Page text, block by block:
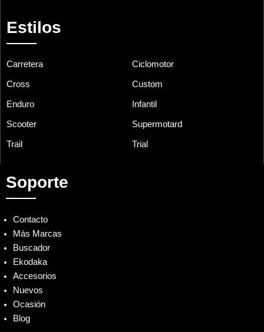
Estilos
Carretera Ciclomotor
Cross Custom
Enduro Infantil
Scooter Supermotard
Trail Trial
Soporte
Contacto
Más Marcas
Buscador
Ekodaka
Accesorios
Nuevos
Ocasión
Blog